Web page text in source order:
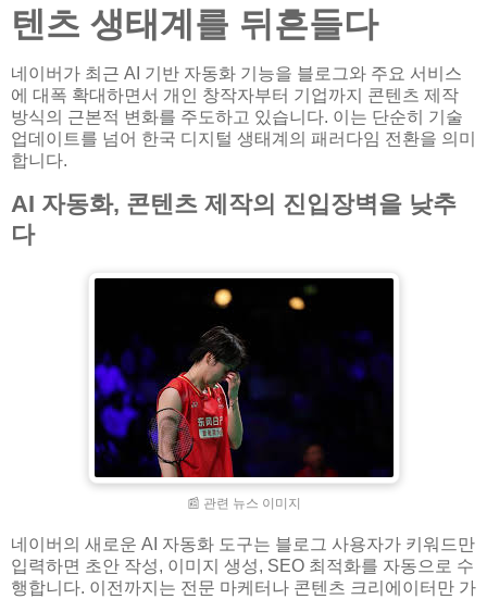
텐츠 생태계를 뒤흔들다
네이버가 최근 AI 기반 자동화 기능을 블로그와 주요 서비스
에 대폭 확대하면서 개인 창작자부터 기업까지 콘텐츠 제작
방식의 근본적 변화를 주도하고 있습니다. 이는 단순히 기술
업데이트를 넘어 한국 디지털 생태계의 패러다임 전환을 의미
합니다.
AI 자동화, 콘텐츠 제작의 진입장벽을 낮추
다
📰 관련 뉴스 이미지
네이버의 새로운 AI 자동화 도구는 블로그 사용자가 키워드만
입력하면 초안 작성, 이미지 생성, SEO 최적화를 자동으로 수
행합니다. 이전까지는 전문 마케터나 콘텐츠 크리에이터만 가